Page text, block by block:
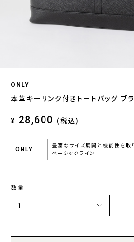
ONLY
本革キーリンク付きトートバッグ ブ
¥ 28,600 (税込)
ONLY
豊富なサイズ展開と機能性を取
ベーシックライン
数量